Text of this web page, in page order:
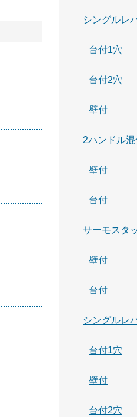
シングルレ
台付1穴
台付2穴
壁付
2ハンドル
壁付
台付
サーモスタ
壁付
台付
シングルレ
台付1穴
壁付
台付2穴